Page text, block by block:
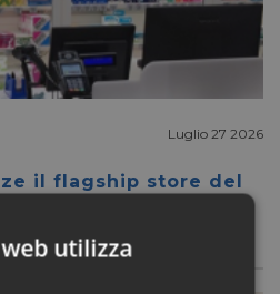
Luglio 27 2026
il flagship store del
sei negozi in
utilizza